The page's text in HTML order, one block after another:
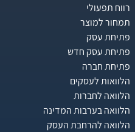
רווח תפעולי
תמחור למוצר
פתיחת עסק
פתיחת עסק חדש
פתיחת חברה
הלוואות לעסקים​
הלוואה לחברות
הלוואה בערבות המדינה
הלוואה להרחבת העסק